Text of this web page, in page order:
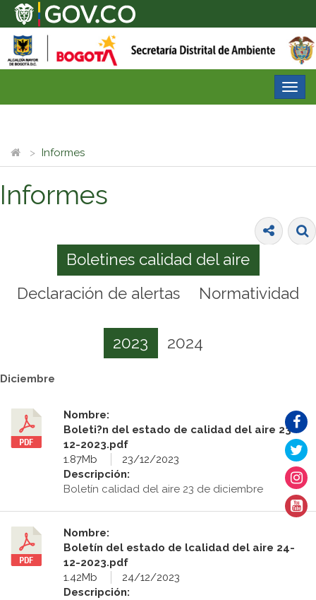
Informes
Informes
Boletines calidad del aire
Declaración de alertas
Normatividad
2023 2024
Diciembre
Nombre:
Boleti?n del estado de calidad del aire 23-
12-2023.pdf
1.87Mb
23/12/2023
Descripción:
Boletín calidad del aire 23 de diciembre
Nombre:
Boletín del estado de lcalidad del aire 24-
12-2023.pdf
1.42Mb
24/12/2023
Descripción: